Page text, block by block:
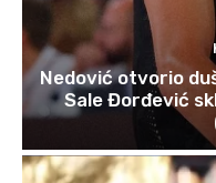
Nedović otvorio
Sale Đorđević